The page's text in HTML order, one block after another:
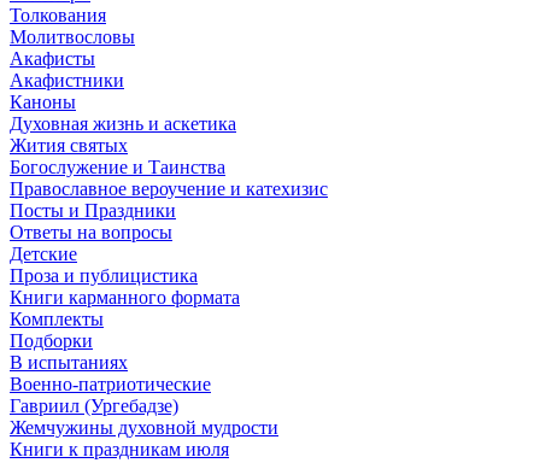
Толкования
Молитвословы
Акафисты
Акафистники
Каноны
Духовная жизнь и аскетика
Жития святых
Богослужение и Таинства
Православное вероучение и катехизис
Посты и Праздники
Ответы на вопросы
Детские
Проза и публицистика
Книги карманного формата
Комплекты
Подборки
В испытаниях
Военно-патриотические
Гавриил (Ургебадзе)
Жемчужины духовной мудрости
Книги к праздникам июля